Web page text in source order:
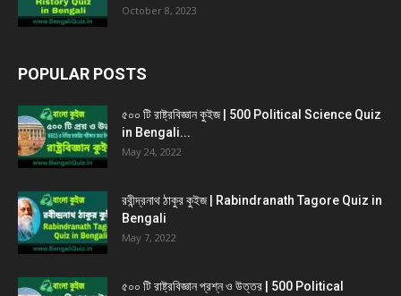
October 8, 2023
POPULAR POSTS
৫০০ টি রাষ্ট্রবিজ্ঞান কুইজ | 500 Political Science Quiz
in Bengali...
May 24, 2022
রবীন্দ্রনাথ ঠাকুর কুইজ | Rabindranath Tagore Quiz in
Bengali
May 7, 2022
৫০০ টি রাষ্ট্রবিজ্ঞান প্রশ্ন ও উত্তর | 500 Political